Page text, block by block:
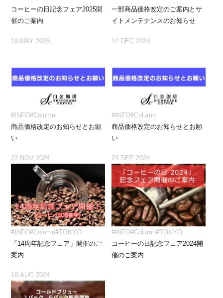
コーヒーの日記念フェア2025開
催のご案内
一部商品価格改定のご案内とサ
イトメンテナンスのお知らせ
19.MAY 2025
#INFO#Column
商品価格改定のお知らせとお願
い
12.DEC 2024
#INFO#Column
商品価格改定のお知らせとお願
い
22.NOV 2024
#INFO#Column#TOKYO
「14周年記念フェア」開催のご
案内
24.SEP 2024
#INFO#Column#TOKYO
コーヒーの日記念フェア2024開
催のご案内
19.AUG 2024